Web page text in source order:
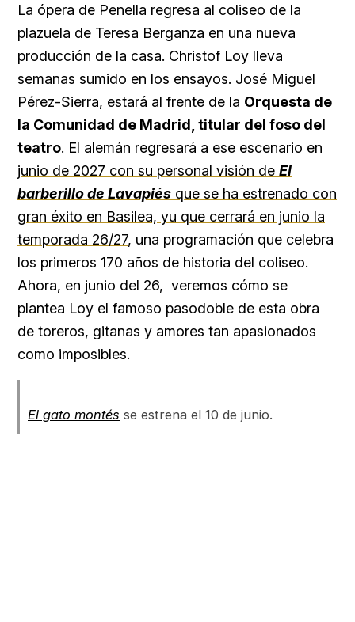
La ópera de Penella regresa al coliseo de la
plazuela de Teresa Berganza en una nueva
producción de la casa. Christof Loy lleva
semanas sumido en los ensayos. José Miguel
Pérez-Sierra, estará al frente de la Orquesta de
la Comunidad de Madrid, titular del foso del
teatro. El alemán regresará a ese escenario en
junio de 2027 con su personal visión de El
barberillo de Lavapiés que se ha estrenado con
gran éxito en Basilea, yu que cerrará en junio la
temporada 26/27, una programación que celebra
los primeros 170 años de historia del coliseo.
Ahora, en junio del 26, veremos cómo se
plantea Loy el famoso pasodoble de esta obra
de toreros, gitanas y amores tan apasionados
como imposibles.
El gato montés se estrena el 10 de junio.